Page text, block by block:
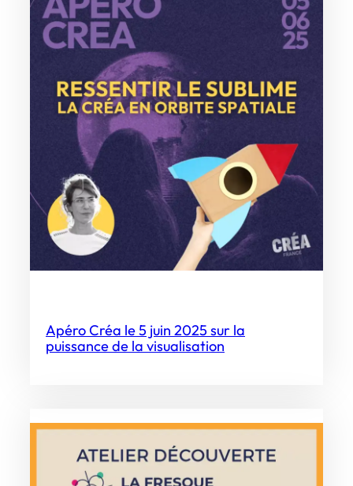
Apéro Créa le 5 juin 2025 sur la
puissance de la visualisation